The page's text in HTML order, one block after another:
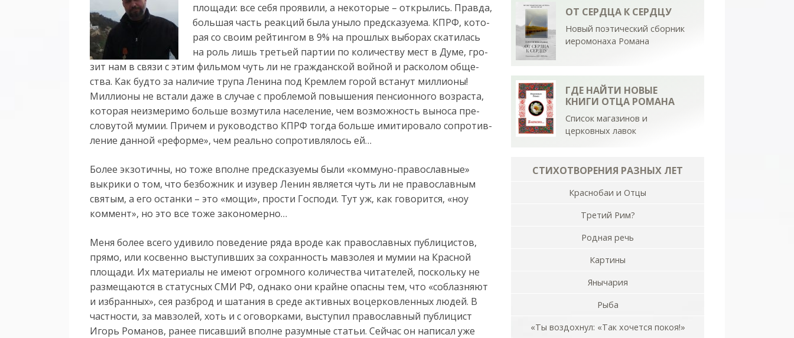
пло­ща­ди: все се­бя про­яви­ли, а не­ко­то­рые – от­кры­лись. Прав­да,
боль­шая часть ре­ак­ций бы­ла уны­ло пред­ска­зу­е­ма. КПРФ, ко­то­
рая со сво­им рейтин­гом в 9% на про­шлых вы­бо­рах ска­ти­лась
на роль лишь тре­тьей пар­тии по ко­ли­че­ству мест в Ду­ме, гро­
зит нам в свя­зи с этим филь­мом чуть ли не граж­дан­ской вой­ной и рас­ко­лом об­ще­
ства. Как буд­то за на­ли­чие тру­па Ле­ни­на под Крем­лем го­рой вста­нут мил­ли­о­ны!
Мил­ли­о­ны не вста­ли да­же в слу­чае с про­бле­мой по­вы­ше­ния пен­си­он­но­го воз­рас­та,
ко­то­рая не­из­ме­ри­мо боль­ше воз­му­ти­ла на­се­ле­ние, чем воз­мож­ность вы­но­са пре­
сло­ву­той му­мии. При­чем и ру­ко­вод­ство КПРФ то­г­да боль­ше ими­ти­ро­ва­ло со­про­тив­
ле­ние дан­ной «ре­фор­ме», чем ре­аль­но со­про­тив­ля­лось ей…
Более экзотичны, но тоже вполне предсказуемы были «коммуно-православные»
выкрики о том, что безбожник и изувер Ленин является чуть ли не православным
святым, а его останки – это «мощи», прости Господи. Тут уж, как говорится, «ноу
коммент», но это все тоже закономерно…
Меня более всего удивило поведение ряда вроде как православных публицистов,
прямо, или косвенно выступивших за сохранность мавзолея и мумии на Красной
площади. Их материалы не имеют огромного количества читателей, поскольку не
размещаются в статусных СМИ РФ, однако они крайне опасны тем, что «соблазняют
и избранных», сея разброд и шатания в среде активных воцерковленных людей. В
частности, за мавзолей, хоть и с оговорками, выступил православный публицист
Игорь Романов, ранее писавший вполне разумные статьи. Сейчас он написал уже
ОТ СЕРДЦА К СЕРДЦУ
Новый поэтический сборник
иеромонаха Романа
ГДЕ НАЙТИ НОВЫЕ
КНИГИ ОТЦА РОМАНА
Список магазинов и
церковных лавок
СТИХОТВОРЕНИЯ РАЗНЫХ ЛЕТ
Краснобаи и Отцы
Третий Рим?
Родная речь
Картины
Янычария
Рыба
«Ты воздохнул: «Так хочется покоя!»